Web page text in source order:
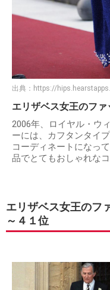
出典： https://
エリザベス女王のフ
2006年、ロイヤル・ウ
ーには、カフタンタイ
コーディネートになっ
品でとてもおしゃれな
エリザベス女王の
～４１位